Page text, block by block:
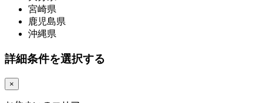
宮崎県
鹿児島県
沖縄県
詳細条件を選択する
×